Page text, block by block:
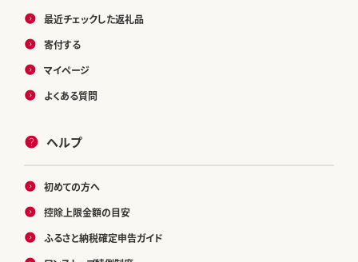
最近チェックした返礼品
寄付する
マイページ
よくある質問
ヘルプ
初めての方へ
控除上限金額の目安
ふるさと納税確定申告ガイド